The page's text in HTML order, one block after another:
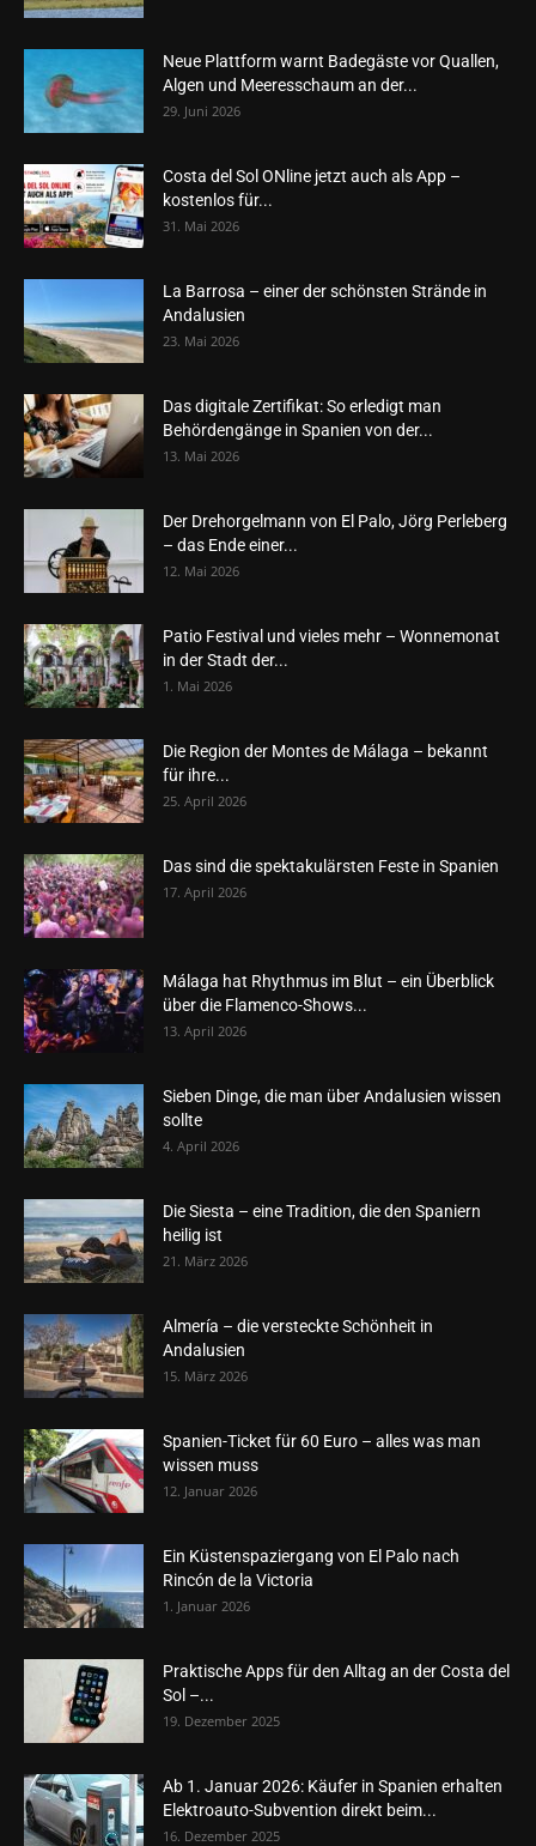
Neue Plattform warnt Badegäste vor Quallen,
Algen und Meeresschaum an der...
29. Juni 2026
Costa del Sol ONline jetzt auch als App –
kostenlos für...
31. Mai 2026
La Barrosa – einer der schönsten Strände in
Andalusien
23. Mai 2026
Das digitale Zertifikat: So erledigt man
Behördengänge in Spanien von der...
13. Mai 2026
Der Drehorgelmann von El Palo, Jörg Perleberg
– das Ende einer...
12. Mai 2026
Patio Festival und vieles mehr – Wonnemonat
in der Stadt der...
1. Mai 2026
Die Region der Montes de Málaga – bekannt
für ihre...
25. April 2026
Das sind die spektakulärsten Feste in Spanien
17. April 2026
Málaga hat Rhythmus im Blut – ein Überblick
über die Flamenco-Shows...
13. April 2026
Sieben Dinge, die man über Andalusien wissen
sollte
4. April 2026
Die Siesta – eine Tradition, die den Spaniern
heilig ist
21. März 2026
Almería – die versteckte Schönheit in
Andalusien
15. März 2026
Spanien-Ticket für 60 Euro – alles was man
wissen muss
12. Januar 2026
Ein Küstenspaziergang von El Palo nach
Rincón de la Victoria
1. Januar 2026
Praktische Apps für den Alltag an der Costa del
Sol –...
19. Dezember 2025
Ab 1. Januar 2026: Käufer in Spanien erhalten
Elektroauto-Subvention direkt beim...
16. Dezember 2025